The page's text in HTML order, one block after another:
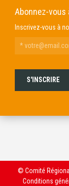
Abonnez-
Inscrivez-vous à
© Comité
Conditions